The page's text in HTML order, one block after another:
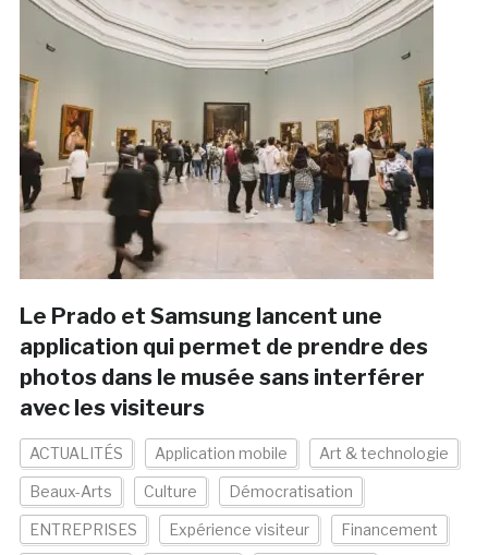
Le Prado et Samsung lancent une
application qui permet de prendre des
photos dans le musée sans interférer
avec les visiteurs
ACTUALITÉS Application mobile Art & technologie
Beaux-Arts Culture Démocratisation
ENTREPRISES Expérience visiteur Financement